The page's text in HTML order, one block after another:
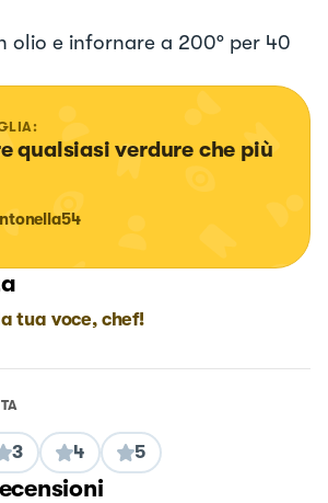
olio e infornare a 200° per 40
qualsiasi verdure che più
tua voce, chef!
3 4 5